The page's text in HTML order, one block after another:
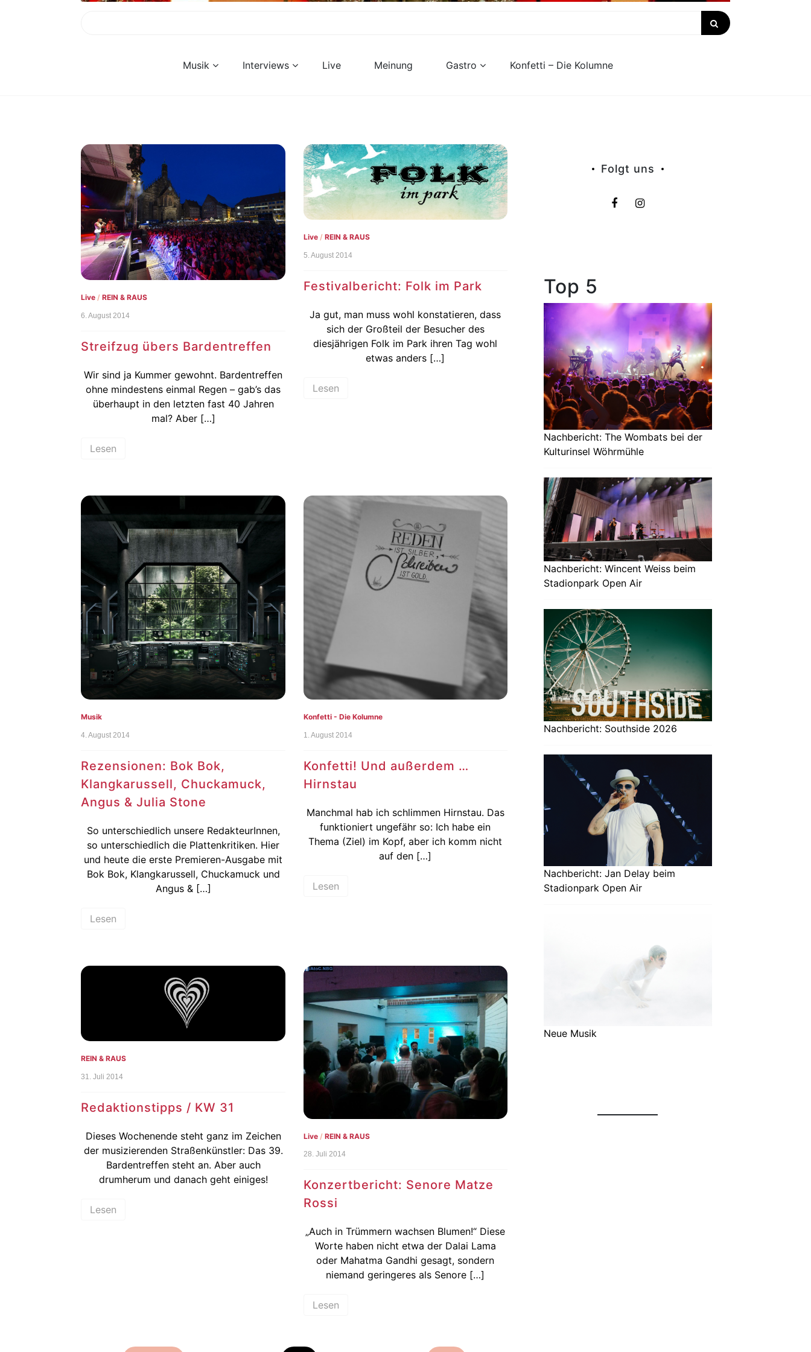
Musik Interviews Live Meinung Gastro Konfetti – Die Kolumne
Live /REIN & RAUS
6. August 2014
Streifzug übers Bardentreffen
Wir sind ja Kummer gewohnt. Bardentreffen
ohne mindestens einmal Regen – gab’s das
überhaupt in den letzten fast 40 Jahren
mal? Aber […]
Lesen
Live/ REIN & RAUS
5. August 2014
Festivalbericht: Folk im Park
Ja gut, man muss wohl konstatieren, dass
sich der Großteil der Besucher des
diesjährigen Folk im Park ihren Tag wohl
etwas anders […]
Lesen
Musik
4. August 2014
Rezensionen: Bok Bok,
Klangkarussell, Chuckamuck,
Angus & Julia Stone
So unterschiedlich unsere RedakteurInnen,
so unterschiedlich die Plattenkritiken. Hier
und heute die erste Premieren-Ausgabe mit
Bok Bok, Klangkarussell, Chuckamuck und
Angus & […]
Lesen
Konfetti - Die Kolumne
1. August 2014
Konfetti! Und außerdem …
Hirnstau
Manchmal hab ich schlimmen Hirnstau. Das
funktioniert ungefähr so: Ich habe ein
Thema (Ziel) im Kopf, aber ich komm nicht
auf den […]
Lesen
REIN & RAUS
31. Juli 2014
Redaktionstipps / KW 31
Dieses Wochenende steht ganz im Zeichen
der musizierenden Straßenkünstler: Das 39.
Bardentreffen steht an. Aber auch
drumherum und danach geht einiges!
Lesen
Live/ REIN & RAUS
28. Juli 2014
Konzertbericht: Senore Matze
Rossi
„Auch in Trümmern wachsen Blumen!“ Diese
Worte haben nicht etwa der Dalai Lama
oder Mahatma Gandhi gesagt, sondern
niemand geringeres als Senore […]
Lesen
Folgt uns
Top 5
Nachbericht: The Wombats bei der
Kulturinsel Wöhrmühle
Nachbericht: Wincent Weiss beim
Stadionpark Open Air
Nachbericht: Southside 2026
Nachbericht: Jan Delay beim
Stadionpark Open Air
Neue Musik